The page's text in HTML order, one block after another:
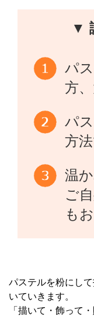
▼
パ
方
パ
方
温
ご
も
パステルを粉にし
いていきます。
「描いて・飾って